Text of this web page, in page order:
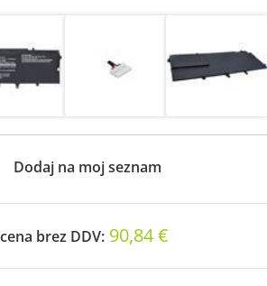
Dodaj na moj seznam
brez DDV: 90,84 €